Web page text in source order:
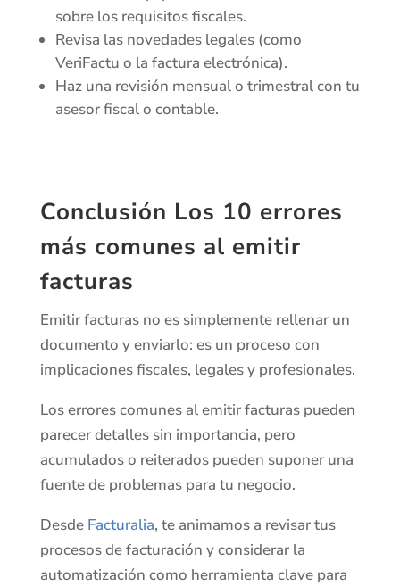
sobre los requisitos fiscales.
Revisa las novedades legales (como
VeriFactu o la factura electrónica).
Haz una revisión mensual o trimestral con tu
asesor fiscal o contable.
Conclusión Los 10 errores
más comunes al emitir
facturas
Emitir facturas no es simplemente rellenar un
documento y enviarlo: es un proceso con
implicaciones fiscales, legales y profesionales.
Los errores comunes al emitir facturas pueden
parecer detalles sin importancia, pero
acumulados o reiterados pueden suponer una
fuente de problemas para tu negocio.
Desde Facturalia, te animamos a revisar tus
procesos de facturación y considerar la
automatización como herramienta clave para